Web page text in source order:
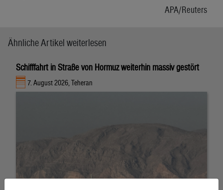
APA/Reuters
Ähnliche Artikel weiterlesen
Schifffahrt in Straße von Hormuz weiterhin massiv gestört
7. August 2026, Teheran